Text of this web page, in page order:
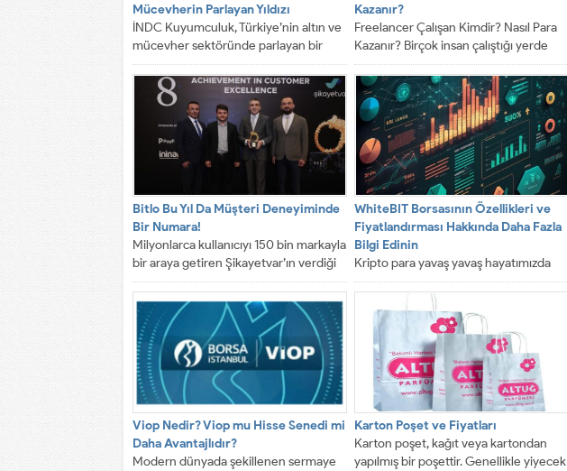
Mücevherin Parlayan Yıldızı
İNDC Kuyumculuk, Türkiye’nin altın ve
mücevher sektöründe parlayan bir
yıldızdır. Özgün tasarımları ve yüksek
kaliteli...
Kazanır?
Freelancer Çalışan Kimdir? Nasıl Para
Kazanır? Birçok insan çalıştığı yerde
gerekli değeri görememek ve
hakkettiği...
Bitlo Bu Yıl Da Müşteri Deneyiminde
Bir Numara!
Milyonlarca kullanıcıyı 150 bin markayla
bir araya getiren Şikayetvar’ın verdiği
2022 A.C.E. Ödülleri (Mükemmel
Müşteri...
WhiteBIT Borsasının Özellikleri ve
Fiyatlandırması Hakkında Daha Fazla
Bilgi Edinin
Kripto para yavaş yavaş hayatımızda
daha fazla yer almaya başladı. Daha
önce kripto paraları reddeden...
Viop Nedir? Viop mu Hisse Senedi mi
Daha Avantajlıdır?
Modern dünyada şekillenen sermaye
Karton Poşet ve Fiyatları
Karton poşet, kağıt veya kartondan
yapılmış bir poşettir. Genellikle yiyecek